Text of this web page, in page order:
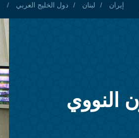
إيران لبنان دول الخليج العربي
النووي